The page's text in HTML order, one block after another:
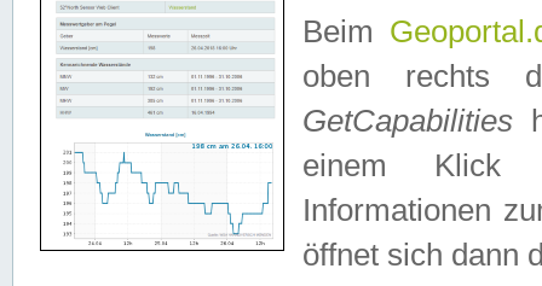
Beim
oben rechts
GetCapabilities
einem Klick
Informationen
öffnet sich dann